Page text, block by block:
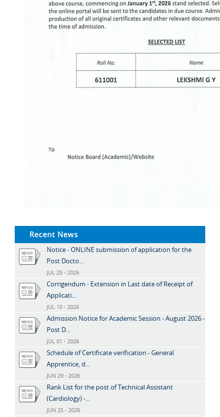
Recent News
Notice - ONLINE submission of application for the
Post Docto...
JUL 25 - 2026
Corrigendum - Extension in Last date of Receipt of
Applicati...
JUL 10 - 2026
Admission Notice for Academic Session - August 2026 -
Post D...
JUL 01 - 2026
Schedule of Certificate verification - General
Apprentice, d...
JUN 29 - 2026
Rank List for the post of Technical Assistant
(Cardiology) -...
JUN 25 - 2026